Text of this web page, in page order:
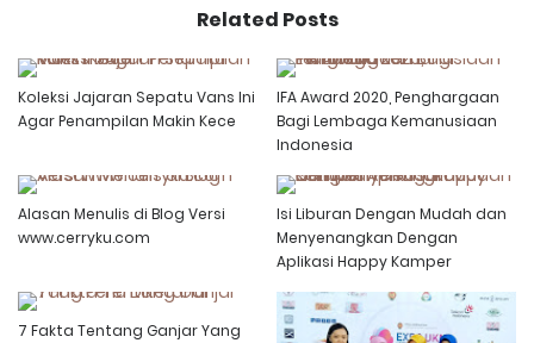
Related Posts
Koleksi Jajaran Sepatu Vans Ini
Agar Penampilan Makin Kece
IFA Award 2020, Penghargaan
Bagi Lembaga Kemanusiaan
Indonesia
Alasan Menulis di Blog Versi
www.cerryku.com
Isi Liburan Dengan Mudah dan
Menyenangkan Dengan
Aplikasi Happy Kamper
7 Fakta Tentang Ganjar Yang